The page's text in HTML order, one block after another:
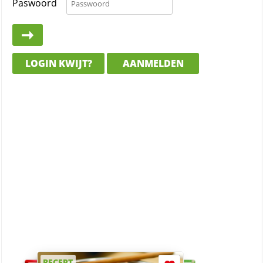
Paswoord
LOGIN KWIJT? AANMELDEN